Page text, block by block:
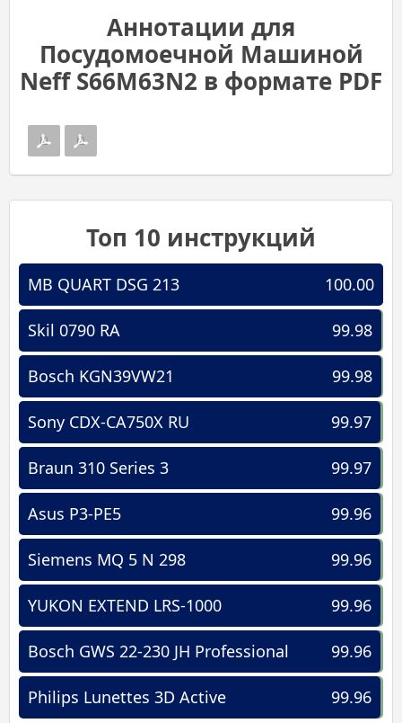
Аннотации для
Посудомоечной Машиной
Neff S66M63N2 в формате PDF
Топ 10 инструкций
100.00
MB QUART DSG 213
99.98
Skil 0790 RA
99.98
Bosch KGN39VW21
99.97
Sony CDX-CA750X RU
99.97
Braun 310 Series 3
99.96
Asus P3-PE5
99.96
Siemens MQ 5 N 298
99.96
YUKON EXTEND LRS-1000
99.96
Bosch GWS 22-230 JH Professional
99.96
Philips Lunettes 3D Active